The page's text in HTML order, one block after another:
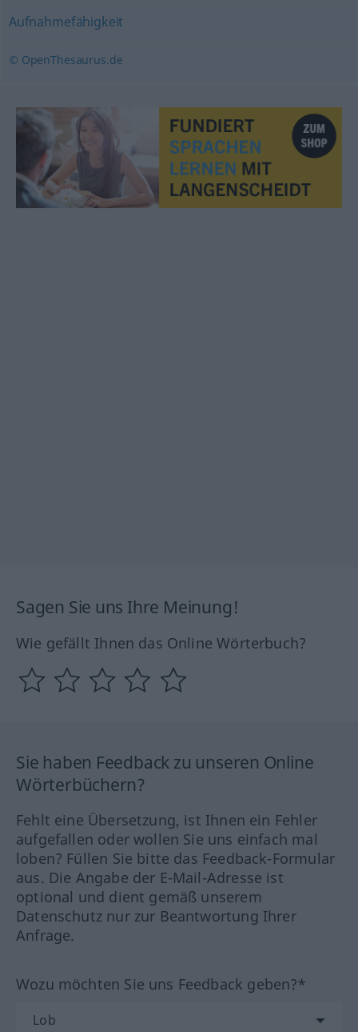
Aufnahmefähigkeit
© OpenThesaurus.de
Sagen Sie uns Ihre Meinung!
Wie gefällt Ihnen das Online Wörterbuch?
Sie haben Feedback zu unseren Online
Wörterbüchern?
Fehlt eine Übersetzung, ist Ihnen ein Fehler
aufgefallen oder wollen Sie uns einfach mal
loben? Füllen Sie bitte das Feedback-Formular
aus. Die Angabe der E-Mail-Adresse ist
optional und dient gemäß unserem
Datenschutz nur zur Beantwortung Ihrer
Anfrage.
Wozu möchten Sie uns Feedback geben?*